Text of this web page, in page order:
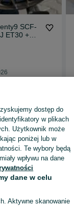
SCF-
ET30 +
5x120
Felgi - Wielkopolskie
Wyświetlenia:
Wyślij wiadomość
dostęp do
w plikach
Użytkownik może
poniżej lub w
Te wybory będą
wpływu na dane
dane w celu
Aktywne skanowanie